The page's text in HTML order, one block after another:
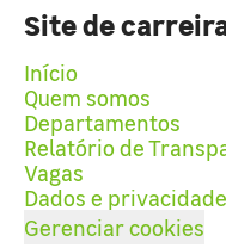
Site de
Início
Quem somos
Departamentos
Relatório de
Vagas
Dados e privacidade
Gerenciar cookies